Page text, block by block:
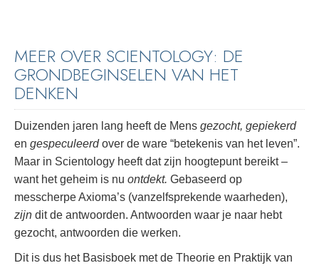
MEER OVER SCIENTOLOGY: DE
GRONDBEGINSELEN VAN HET
DENKEN
Duizenden jaren lang heeft de Mens gezocht, gepiekerd
en gespeculeerdover de ware “betekenis van het leven”.
Maar in Scientology heeft dat zijn hoogtepunt bereikt –
want het geheim is nu ontdekt. Gebaseerd op
messcherpe Axioma’s (vanzelfsprekende waarheden),
zijn dit de antwoorden. Antwoorden waar je naar hebt
gezocht, antwoorden die werken.
Dit is dus het Basisboek met de Theorie en Praktijk van